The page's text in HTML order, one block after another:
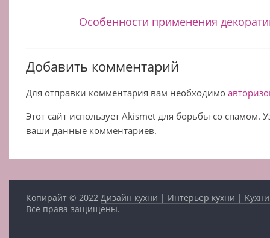
Особенности применения
Добавить комментарий
Для отправки комментария вам необходимо
Этот сайт использует Akismet для борьбы со спамом.
ваши данные комментариев.
Копирайт © 2022Дизайн кухни | Интерьер кухни |
Все права защищены.